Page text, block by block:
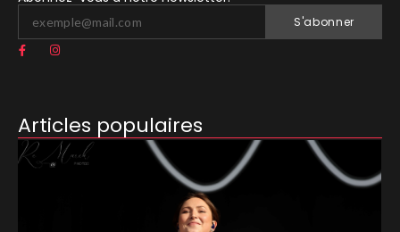
S'abonner
Articles populaires